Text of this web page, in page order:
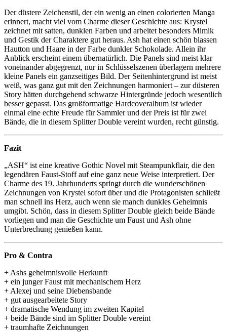
Der düstere Zeichenstil, der ein wenig an einen colorierten Manga
erinnert, macht viel vom Charme dieser Geschichte aus: Krystel
zeichnet mit satten, dunklen Farben und arbeitet besonders Mimik
und Gestik der Charaktere gut heraus. Ash hat einen schön blassen
Hautton und Haare in der Farbe dunkler Schokolade. Allein ihr
Anblick erscheint einem übernatürlich. Die Panels sind meist klar
voneinander abgegrenzt, nur in Schlüsselszenen überlagern mehrere
kleine Panels ein ganzseitiges Bild. Der Seitenhintergrund ist meist
weiß, was ganz gut mit den Zeichnungen harmoniert – zur düsteren
Story hätten durchgehend schwarze Hintergründe jedoch wesentlich
besser gepasst. Das großformatige Hardcoveralbum ist wieder
einmal eine echte Freude für Sammler und der Preis ist für zwei
Bände, die in diesem Splitter Double vereint wurden, recht günstig.
Fazit
„ASH“ ist eine kreative Gothic Novel mit Steampunkflair, die den
legendären Faust-Stoff auf eine ganz neue Weise interpretiert. Der
Charme des 19. Jahrhunderts springt durch die wunderschönen
Zeichnungen von Krystel sofort über und die Protagonisten schließt
man schnell ins Herz, auch wenn sie manch dunkles Geheimnis
umgibt. Schön, dass in diesem Splitter Double gleich beide Bände
vorliegen und man die Geschichte um Faust und Ash ohne
Unterbrechung genießen kann.
Pro & Contra
+ Ashs geheimnisvolle Herkunft
+ ein junger Faust mit mechanischem Herz
+ Alexej und seine Diebensbande
+ gut ausgearbeitete Story
+ dramatische Wendung im zweiten Kapitel
+ beide Bände sind im Splitter Double vereint
+ traumhafte Zeichnungen